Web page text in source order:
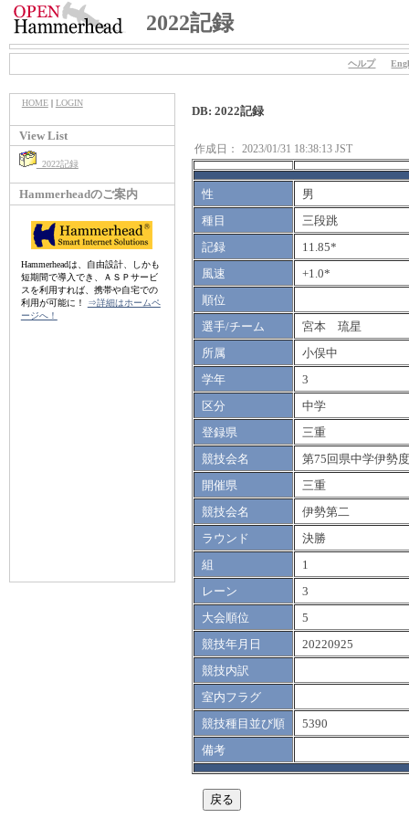
2022記録
ヘルプ
HOME| LOGIN
View List
2022記録
Hammerheadのご案内
Hammerheadは、自由設計、しかも
短期間で導入でき、ＡＳＰサービ
スを利用すれば、携帯や自宅での
利用が可能に！
⇒詳細はホームペ
ージへ！
DB: 2022記録
作成日： 2023/01/31 18:38:13 JST
性
男
種目
三段跳
記録
11.85*
風速
+1.0*
順位
選手/チーム
宮本 琉星
所属
小俣中
学年
3
区分
中学
登録県
三重
競技会名
第75回県中学伊勢
開催県
三重
競技会名
伊勢第二
ラウンド
決勝
組
1
レーン
3
大会順位
5
競技年月日
20220925
競技内訳
室内フラグ
競技種目並び順
5390
備考